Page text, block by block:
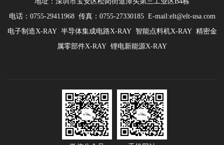
电话：0755-29411968 传真：0755-27330185 E-mail:elt@elt-usa.com
电子制造X-RAY 半导体集成电路X-RAY 智能点料机X-RAY 精密金
属零部件X-RAY 锂电新能源X-RAY